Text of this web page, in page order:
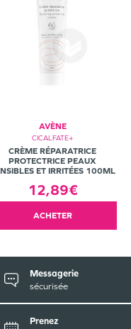
AVÈNE
CICALFATE+
CRÈME RÉPARATRICE
PROTECTRICE PEAUX
ET IRRITÉES 100ML
12,89€
ACHETER
Messagerie
sécurisée
Prenez